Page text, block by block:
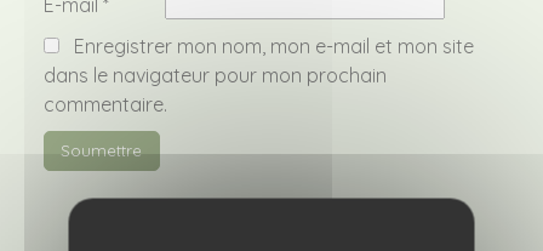
E-mail *
Enregistrer mon nom, mon e-mail et mon site
dans le navigateur pour mon prochain
commentaire.